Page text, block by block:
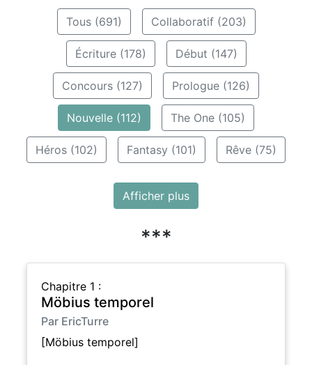
Tous (691) Collaboratif (203)
Écriture (178) Début (147)
Concours (127) Prologue (126)
Nouvelle (112) The One (105)
Héros (102) Fantasy (101) Rêve (75)
Afficher plus
***
Chapitre 1 :
Möbius temporel
Par EricTurre
[Möbius temporel]